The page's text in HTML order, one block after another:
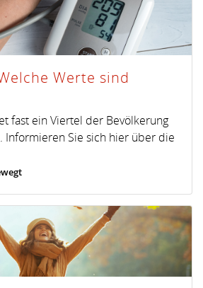
Werte sind
fast ein Viertel der Bevölkerung
Informieren Sie sich hier über die